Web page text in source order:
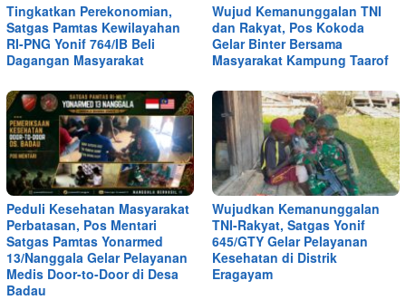
Tingkatkan Perekonomian,
Satgas Pamtas Kewilayahan
RI-PNG Yonif 764/IB Beli
Dagangan Masyarakat
Wujud Kemanunggalan TNI
dan Rakyat, Pos Kokoda
Gelar Binter Bersama
Masyarakat Kampung Taarof
Peduli Kesehatan Masyarakat
Perbatasan, Pos Mentari
Satgas Pamtas Yonarmed
13/Nanggala Gelar Pelayanan
Medis Door-to-Door di Desa
Badau
Wujudkan Kemanunggalan
TNI-Rakyat, Satgas Yonif
645/GTY Gelar Pelayanan
Kesehatan di Distrik
Eragayam